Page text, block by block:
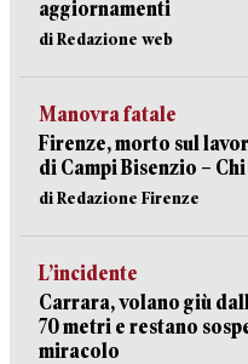
aggiornamenti
di Redazione web
Manovra fatale
Firenze, morto sul
di Campi Bisenzio –
di Redazione Firenze
L’incidente
Carrara, volano giù
70 metri e restano
miracolo